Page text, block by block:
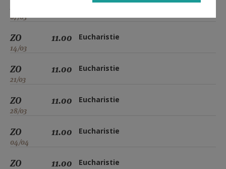
07/03
Eucharistie
ZO
14/03
11.00 Eucharistie
ZO
21/03
11.00 Eucharistie
ZO
28/03
11.00 Eucharistie
ZO
04/04
11.00 Eucharistie
ZO 11.00 Eucharistie